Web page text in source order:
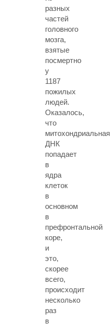
разных
частей
головного
мозга,
взятые
посмертно
у
1187
пожилых
людей.
Оказалось,
что
митохондриальная
ДНК
попадает
в
ядра
клеток
в
основном
в
префронтальной
коре,
и
это,
скорее
всего,
происходит
несколько
раз
в